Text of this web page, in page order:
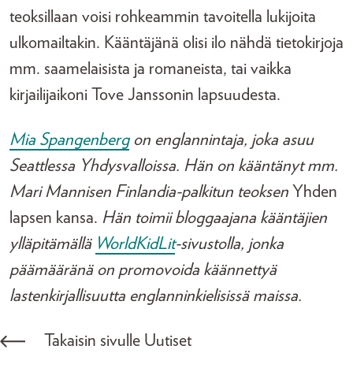
teoksillaan voisi rohkeammin tavoitella lukijoita
ulkomailtakin. Kääntäjänä olisi ilo nähdä tietokirjoja
mm. saamelaisista ja romaneista, tai vaikka
kirjailijaikoni Tove Janssonin lapsuudesta.
Mia Spangenbergon englannintaja, joka asuu
Seattlessa Yhdysvalloissa. Hän on kääntänyt mm.
Mari Mannisen Finlandia-palkitun teoksen Yhden
lapsen kansa. Hän toimii bloggaajana kääntäjien
ylläpitämällä WorldKidLit-sivustolla, jonka
päämääränä on promovoida käännettyä
lastenkirjallisuutta englanninkielisissä maissa.
Takaisin sivulle Uutiset